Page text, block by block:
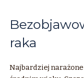
raka
Najbardziej narażone